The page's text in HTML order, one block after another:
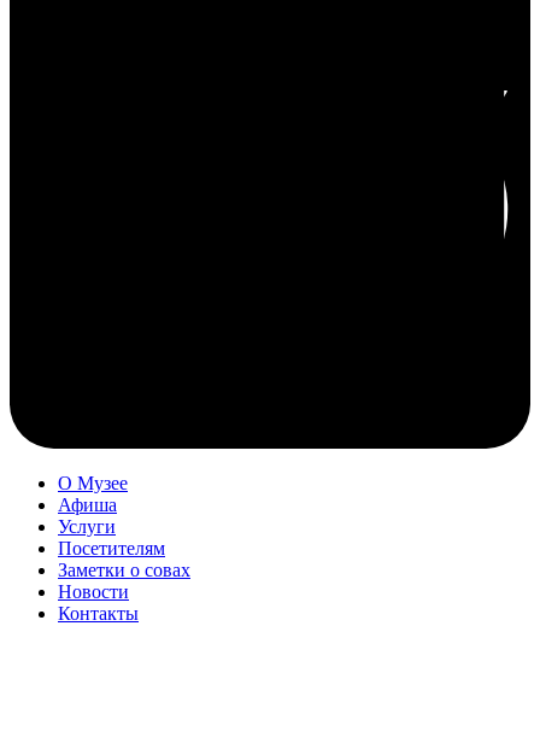
О Музее
Афиша
Услуги
Посетителям
Заметки о совах
Новости
Контакты